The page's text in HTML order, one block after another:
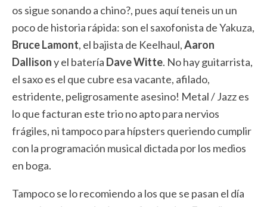
os sigue sonando a chino?, pues aquí teneis un un
poco de historia rápida: son el saxofonista de Yakuza,
Bruce Lamont, el bajista de Keelhaul,Aaron
Dallisony el batería Dave Witte. No hay guitarrista,
el saxo es el que cubre esa vacante, afilado,
estridente, peligrosamente asesino! Metal / Jazz es
lo que facturan este trio no apto para nervios
frágiles, ni tampoco para hípsters queriendo cumplir
con la programación musical dictada por los medios
en boga.
Tampoco se lo recomiendo a los que se pasan el día